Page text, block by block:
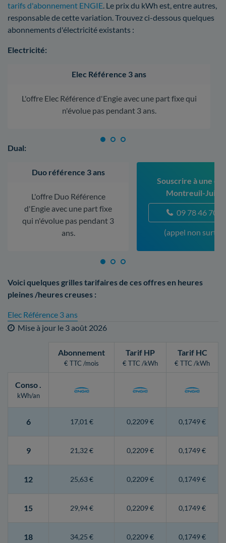
tarifs d'abonnement ENGIE. Le prix du kWh est, entre autres,
responsable de cette variation. Trouvez ci-dessous quelques
abonnements d'électricité existants :
Electricité:
Elec Référence 3 ans
L'offre Elec Référence d'Engie avec une part fixe qui
n'évolue pas pendant 3 ans.
Dual:
Duo référence 3 ans
L'offre Duo Référence
d'Engie avec une part fixe
qui n'évolue pas pendant 3
ans.
Souscrire à une
Montreuil-
09 78 46 70
(appel non
Voici quelques grilles tarifaires de ces offres en heures
pleines /heures creuses :
Elec Référence 3 ans
Mise à jour le 3 août 2026
Abonnement
€ TTC /mois
Tarif HP
€ TTC /kWh
Tarif HC
€ TTC /kWh
Conso.
kWh/an
6 17,01 € 0,2209 € 0,1749 €
9 21,32 € 0,2209 € 0,1749 €
12 25,63 € 0,2209 € 0,1749 €
15 29,94 € 0,2209 € 0,1749 €
18 34,25 € 0,2209 € 0,1749 €